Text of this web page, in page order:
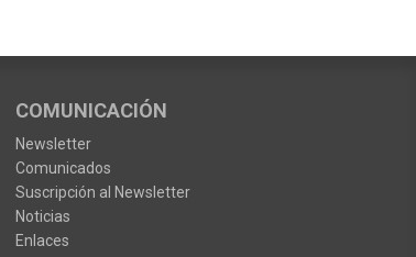
COMUNICACIÓN
Newsletter
Comunicados
Suscripción al Newsletter
Noticias
Enlaces